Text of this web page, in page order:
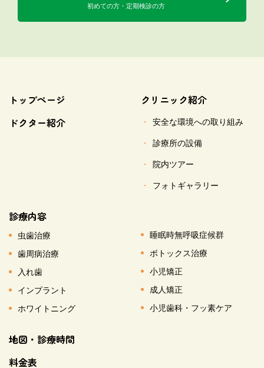
初めての方・定期検診の方
トップページ
ドクター紹介
クリニック紹介
安全な環境への取り組み
診療所の設備
院内ツアー
フォトギャラリー
診療内容
虫歯治療
歯周病治療
入れ歯
インプラント
ホワイトニング
睡眠時無呼吸症候群
ボトックス治療
小児矯正
成人矯正
小児歯科・フッ素ケア
地図・診療時間
料金表